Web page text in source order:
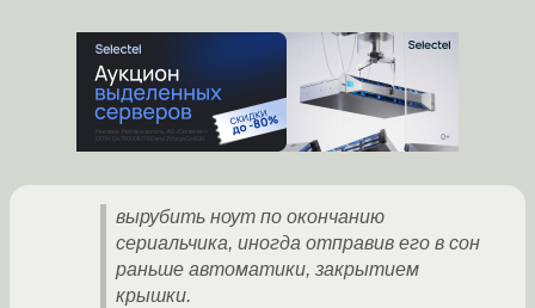
вырубить ноут по окончанию
сериальчика, иногда отправив его в сон
раньше автоматики, закрытием
крышки.